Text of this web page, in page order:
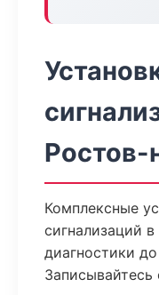
Комплексные
сигнализаций
диагностики
Записывайтесь